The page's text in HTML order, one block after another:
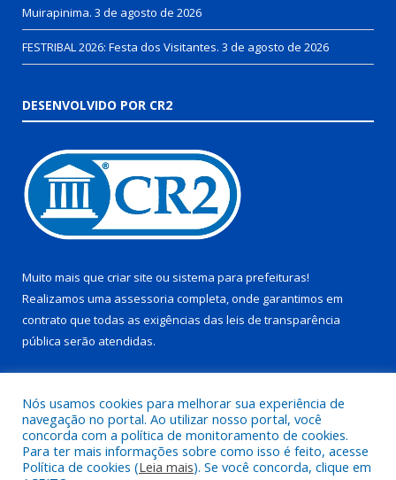
Muirapinima. 3 de agosto de 2026
FESTRIBAL 2026: Festa dos Visitantes. 3 de agosto de 2026
DESENVOLVIDO POR CR2
Muito mais que criar site ou sistema para prefeituras!
Realizamos uma assessoria completa, onde garantimos em
contrato que todas as exigências das leis de transparência
pública serão atendidas.
Todos os direitos reservados a Prefeitura Municipal de Juruti.
Nós usamos cookies para melhorar sua experiência de
navegação no portal. Ao utilizar nosso portal, você
concorda com a política de monitoramento de cookies.
Para ter mais informações sobre como isso é feito, acesse
Política de cookies (Leia mais). Se você concorda, clique em